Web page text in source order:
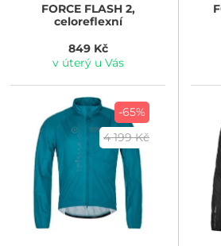
FORCEFLASH 2,
celoreflexní
849 Kč
v úterý u Vás
-65%
4 199 Kč